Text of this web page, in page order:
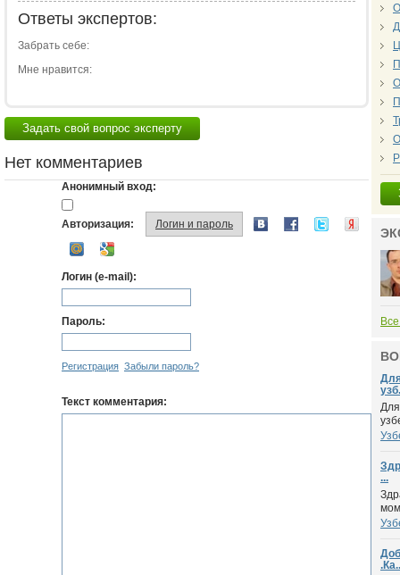
Ответы экспертов:
Забрать себе:
Мне нравится:
Задать свой вопрос эксперту
Нет комментариев
Анонимный вход:
Авторизация: Логин и пароль
Логин (e-mail):
Пароль:
Регистрация Забыли пароль?
Текст комментария:
...